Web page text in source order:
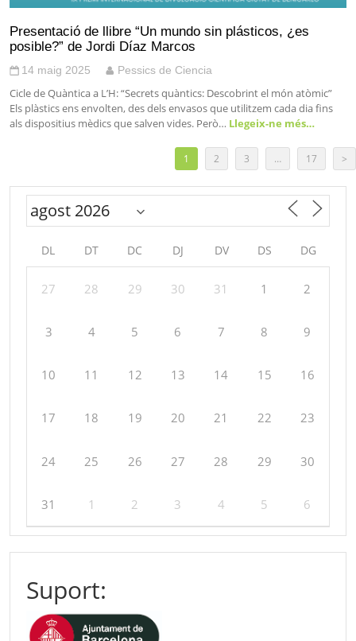
Presentació de llibre “Un mundo sin plásticos, ¿es
posible?” de Jordi Díaz Marcos
14 maig 2025 Pessics de Ciencia
Cicle de Quàntica a L’H: “Secrets quàntics: Descobrint el món atòmic”
Els plàstics ens envolten, des dels envasos que utilitzem cada dia fins
als dispositius mèdics que salven vides. Però… Llegeix-ne més…
1 2 3 … 17 >
DL DT DC DJ DV DS DG
27 28 29 30 31 1 2
3 4 5 6 7 8 9
10 11 12 13 14 15 16
17 18 19 20 21 22 23
24 25 26 27 28 29 30
31 1 2 3 4 5 6
Suport: